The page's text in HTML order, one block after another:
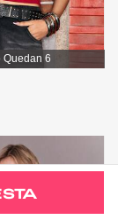
Quedan 6